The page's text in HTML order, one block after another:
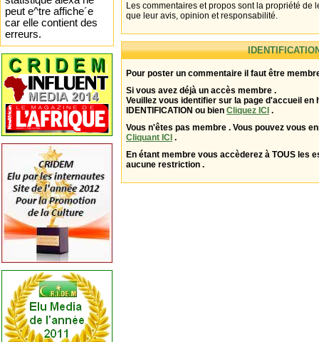
Les commentaires et propos sont la propriété de
que leur avis, opinion et responsabilité.
Pour poster un commentaire il faut être
Si vous avez déjà un accès membre .
Veuillez vous identifier sur la page d'accueil en
IDENTIFICATION ou bien Cliquez ICI .
Vous n'êtes pas membre . Vous pouvez vous
Cliquant ICI .
En étant membre vous accèderez à TOUS les
aucune restriction .